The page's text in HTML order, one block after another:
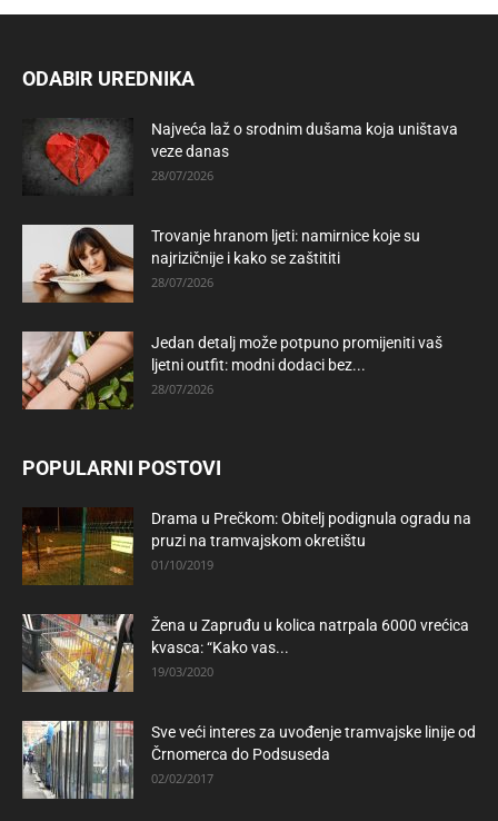
ODABIR UREDNIKA
Najveća laž o srodnim dušama koja uništava
veze danas
28/07/2026
Trovanje hranom ljeti: namirnice koje su
najrizičnije i kako se zaštititi
28/07/2026
Jedan detalj može potpuno promijeniti vaš
ljetni outfit: modni dodaci bez...
28/07/2026
POPULARNI POSTOVI
Drama u Prečkom: Obitelj podignula ogradu na
pruzi na tramvajskom okretištu
01/10/2019
Žena u Zapruđu u kolica natrpala 6000 vrećica
kvasca: “Kako vas...
19/03/2020
Sve veći interes za uvođenje tramvajske linije od
Črnomerca do Podsuseda
02/02/2017